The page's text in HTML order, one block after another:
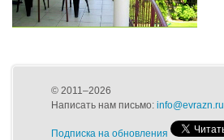
© 2011–2026
Написать нам письмо: info@evrazn.ru
Подписка на обновления